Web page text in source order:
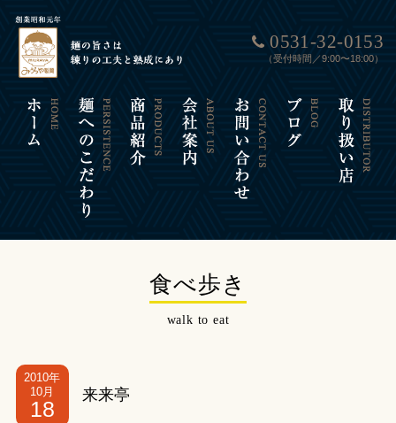
0531-32-0153
（受付時間／9:00〜18:00）
食べ歩き
walk to eat
2010年
10月
18
来来亭